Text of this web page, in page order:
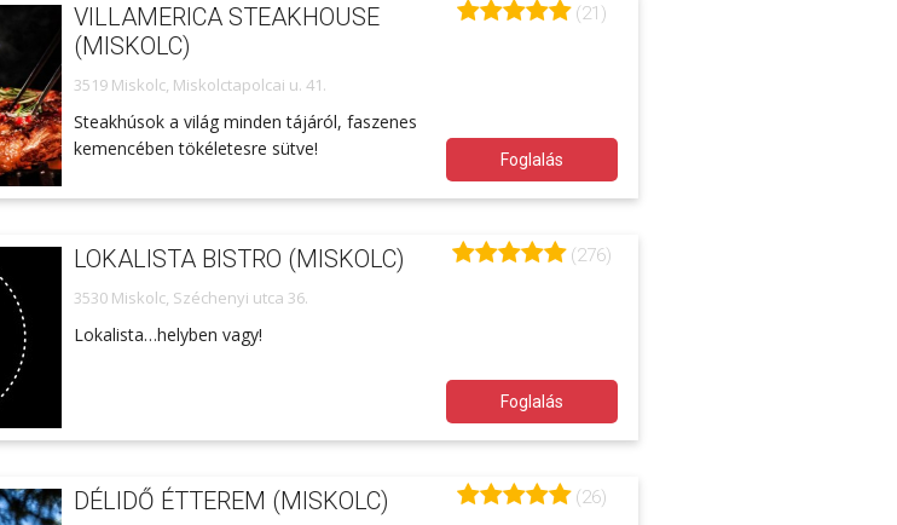
VILLAMERICA STEAKHOUSE
(MISKOLC)
3519 Miskolc, Miskolctapolcai u. 41.
Steakhúsok a világ minden tájáról, faszenes
kemencében tökéletesre sütve!
(21)
Foglalás
LOKALISTA BISTRO (MISKOLC)
3530 Miskolc, Széchenyi utca 36.
Lokalista…helyben vagy!
(276)
Foglalás
DÉLIDŐ ÉTTEREM (MISKOLC) (26)